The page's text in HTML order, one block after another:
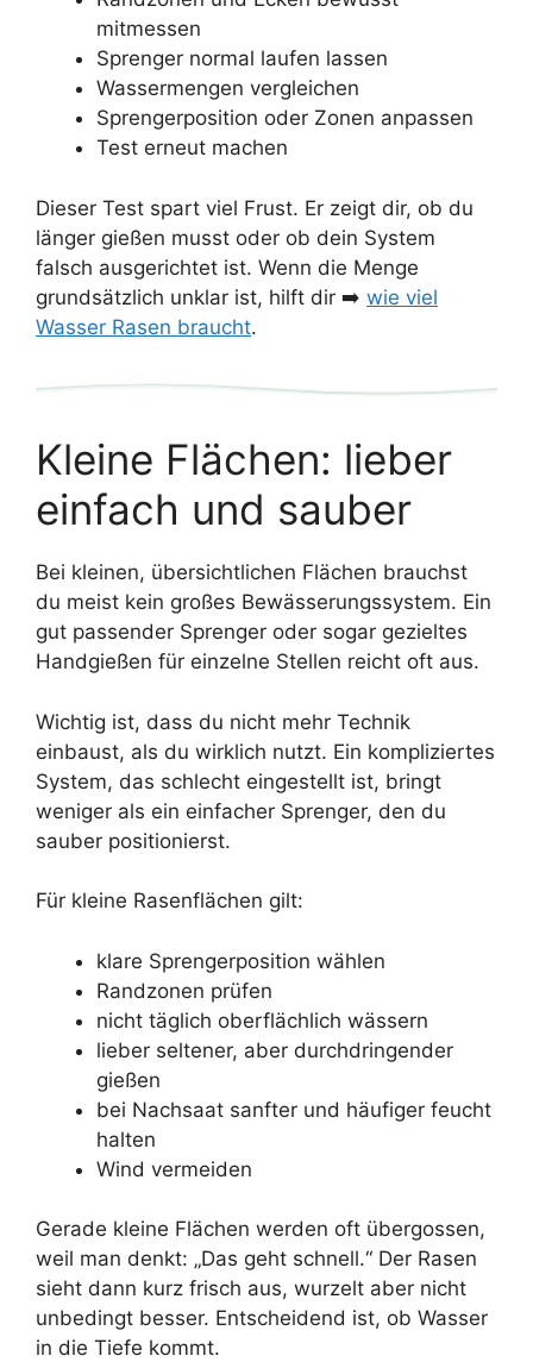
mitmessen
Sprenger normal laufen lassen
Wassermengen vergleichen
Sprengerposition oder Zonen anpassen
Test erneut machen
Dieser Test spart viel Frust. Er zeigt dir, ob du
länger gießen musst oder ob dein System
falsch ausgerichtet ist. Wenn die Menge
grundsätzlich unklar ist, hilft dir ➡️ wie viel
Wasser Rasen braucht.
Kleine Flächen: lieber
einfach und sauber
Bei kleinen, übersichtlichen Flächen brauchst
du meist kein großes Bewässerungssystem. Ein
gut passender Sprenger oder sogar gezieltes
Handgießen für einzelne Stellen reicht oft aus.
Wichtig ist, dass du nicht mehr Technik
einbaust, als du wirklich nutzt. Ein kompliziertes
System, das schlecht eingestellt ist, bringt
weniger als ein einfacher Sprenger, den du
sauber positionierst.
Für kleine Rasenflächen gilt:
klare Sprengerposition wählen
Randzonen prüfen
nicht täglich oberflächlich wässern
lieber seltener, aber durchdringender
gießen
bei Nachsaat sanfter und häufiger feucht
halten
Wind vermeiden
Gerade kleine Flächen werden oft übergossen,
weil man denkt: „Das geht schnell.“ Der Rasen
sieht dann kurz frisch aus, wurzelt aber nicht
unbedingt besser. Entscheidend ist, ob Wasser
in die Tiefe kommt.